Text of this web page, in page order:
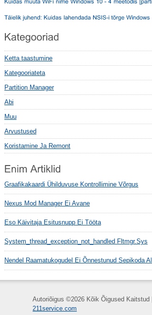
Ketta taastumine
Kategooriateta
Partition Manager
Abi
Muu
Arvustused
Koristamine Ja Remont
Graafikakaardi Ühilduvuse Kontrollimine Võrgus
Nexus Mod Manager Ei Avane
Eso Käivitaja Esitusnupp Ei Tööta
System_thread_exception_not_handled Fltmgr.sys
Nendel Raamatukogudel Ei Õnnestunud Sepikoda
Autoriõigus ©2026 Kõik Õigused Kaitstud |
211service.com